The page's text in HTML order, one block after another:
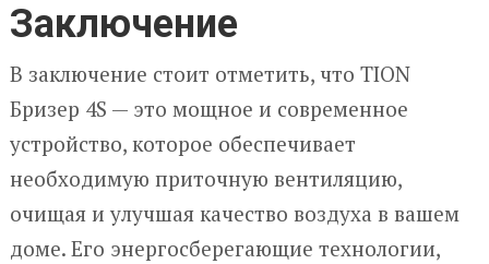
Заключение
В заключение стоит отметить, что TION
Бризер 4S — это мощное и современное
устройство, которое обеспечивает
необходимую приточную вентиляцию,
очищая и улучшая качество воздуха в вашем
доме. Его энергосберегающие технологии,